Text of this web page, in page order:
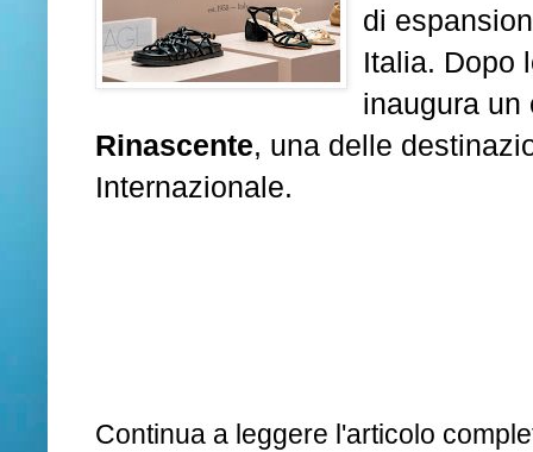
di
Italia. Dopo
inaugura un
Rinascente, una delle
Internazionale.
Continua a leggere l'articolo